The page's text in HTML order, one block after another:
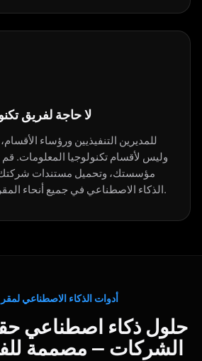
لا حاجة لفريق
وليس لأقسام تكنولوجيا المعلومات.
مؤسستك، وتحميل مستندات
الذكاء الاصطناعي في جميع أنحاء المقر الرئيسي — بسرعة.
أدوات الذكاء الاصطناعي
حلول ذكاء اصطناعي
الشركات — مصممة